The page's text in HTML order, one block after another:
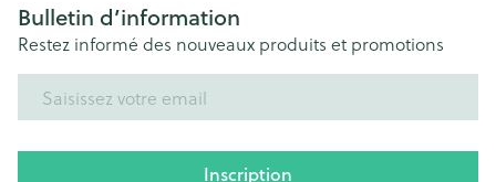
Bulletin d’information
Restez informé des nouveaux produits et promotions
Inscription